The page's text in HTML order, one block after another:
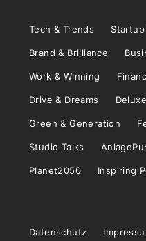
Tech & Trends Startup
Brand & Brilliance
Work & Winning
Drive & Dreams
Green & Generation
Studio Talks
Planet2050 Inspiring
Datenschutz